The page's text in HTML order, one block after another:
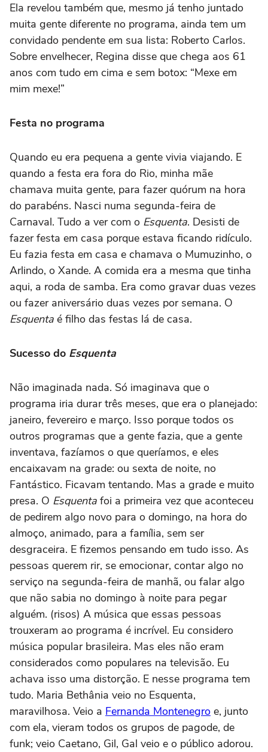
Ela revelou também que, mesmo já tenho juntado
muita gente diferente no programa, ainda tem um
convidado pendente em sua lista: Roberto Carlos.
Sobre envelhecer, Regina disse que chega aos 61
anos com tudo em cima e sem botox: “Mexe em
mim mexe!”
Festa no programa
Quando eu era pequena a gente vivia viajando. E
quando a festa era fora do Rio, minha mãe
chamava muita gente, para fazer quórum na hora
do parabéns. Nasci numa segunda-feira de
Carnaval. Tudo a ver com o Esquenta. Desisti de
fazer festa em casa porque estava ficando ridículo.
Eu fazia festa em casa e chamava o Mumuzinho, o
Arlindo, o Xande. A comida era a mesma que tinha
aqui, a roda de samba. Era como gravar duas vezes
ou fazer aniversário duas vezes por semana. O
Esquenta é filho das festas lá de casa.
Sucesso do Esquenta
Não imaginada nada. Só imaginava que o
programa iria durar três meses, que era o planejado:
janeiro, fevereiro e março. Isso porque todos os
outros programas que a gente fazia, que a gente
inventava, fazíamos o que queríamos, e eles
encaixavam na grade: ou sexta de noite, no
Fantástico. Ficavam tentando. Mas a grade e muito
presa. O Esquenta foi a primeira vez que aconteceu
de pedirem algo novo para o domingo, na hora do
almoço, animado, para a família, sem ser
desgraceira. E fizemos pensando em tudo isso. As
pessoas querem rir, se emocionar, contar algo no
serviço na segunda-feira de manhã, ou falar algo
que não sabia no domingo à noite para pegar
alguém. (risos) A música que essas pessoas
trouxeram ao programa é incrível. Eu considero
música popular brasileira. Mas eles não eram
considerados como populares na televisão. Eu
achava isso uma distorção. E nesse programa tem
tudo. Maria Bethânia veio no Esquenta,
maravilhosa. Veio a Fernanda Montenegro e, junto
com ela, vieram todos os grupos de pagode, de
funk; veio Caetano, Gil, Gal veio e o público adorou.